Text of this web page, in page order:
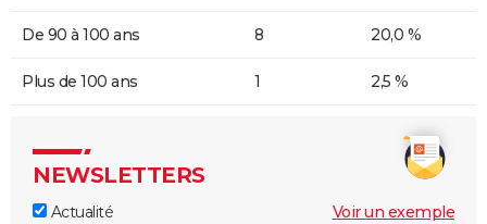
De 90 à 100 ans 8 20,0 %
Plus de 100 ans 1 2,5 %
NEWSLETTERS
Actualité Voir un exemple